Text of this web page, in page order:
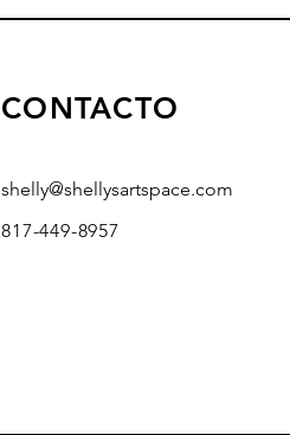
CONTACTO
shelly@shellysartspace.com
817-449-8957